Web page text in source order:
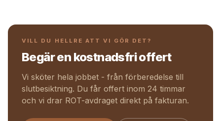
VILL DU HELLRE ATT VI GÖR DET?
Begär en kostnadsfri offert
Vi sköter hela jobbet - från förberedelse till
slutbesiktning. Du får offert inom 24 timmar
och vi drar ROT-avdraget direkt på fakturan.